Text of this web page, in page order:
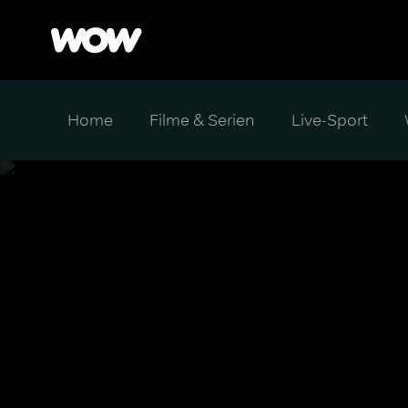
Home Filme & Serien Live-Sport